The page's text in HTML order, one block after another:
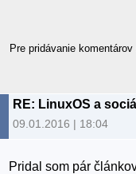
Pre pridávanie komentárov
RE: LinuxOS a
09.01.2016 | 18:04
Pridal som pár